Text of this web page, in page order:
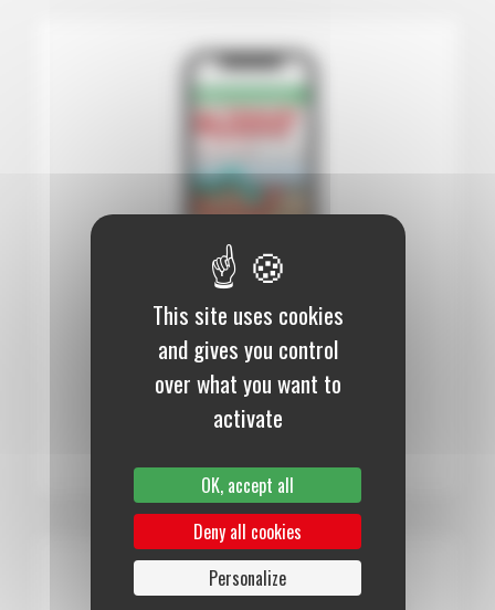
12 mois :99,00 €
Numérique
S’abonner au journal
This site uses cookies
and gives you control
over what you want to
activate
OK, accept all
Deny all cookies
Personalize